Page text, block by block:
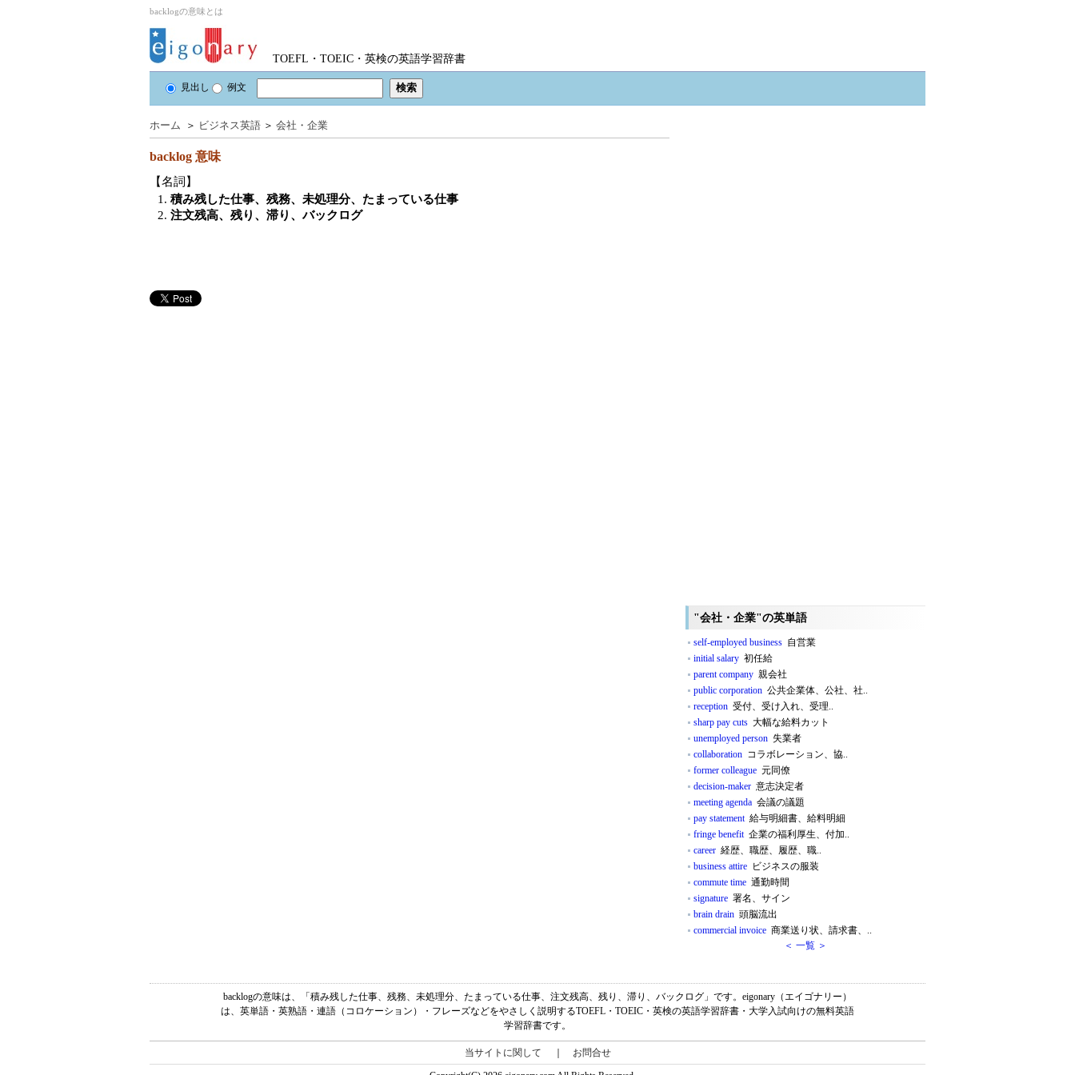
backlogの意味とは
TOEFL・TOEIC・英検の英語学習辞書
見出し 例文
ホーム ＞ ビジネス英語 ＞ 会社・企業
backlog 意味
【名詞】
1. 積み残した仕事、残務、未処理分、たまっている仕事
2. 注文残高、残り、滞り、バックログ
"会社・企業"の英単語
self-employed business 自営業
initial salary 初任給
parent company 親会社
public corporation 公共企業体、公社、社..
reception 受付、受け入れ、受理..
sharp pay cuts 大幅な給料カット
unemployed person 失業者
collaboration コラボレーション、協..
former colleague 元同僚
decision-maker 意志決定者
meeting agenda 会議の議題
pay statement給与明細書、給料明細
fringe benefit企業の福利厚生、付加..
career 経歴、職歴、履歴、職..
business attire ビジネスの服装
commute time 通勤時間
signature 署名、サイン
brain drain 頭脳流出
commercial invoice 商業送り状、請求書、..
＜ 一覧 ＞
backlogの意味は、「積み残した仕事、残務、未処理分、たまっている仕事、注文残高、残り、滞り、バックログ」です。eigonary（エイゴナリー）
は、英単語・英熟語・連語（コロケーション）・フレーズなどをやさしく説明するTOEFL・TOEIC・英検の英語学習辞書・大学入試向けの無料英語
学習辞書です。
当サイトに関して お問合せ